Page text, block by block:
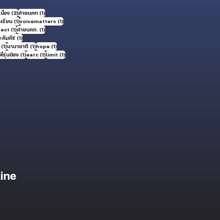
อง (2)2 กระทู้
ค่ายนคท (1)1 กระทู้
รียน (1)1 กระทู้
voicematters (1)1 กระทู้
(1)1 กระทู้
ค่ายนคท. (1)1 กระทู้
คัมภีร์ (1)1 กระทู้
(1)1 กระทู้
นานาชาติ (1)1 กระทู้
hope (1)1 กระทู้
ะทู้
รุ่นน้อง (1)1 กระทู้
earc (1)1 กระทู้
limit (1)1 กระทู้